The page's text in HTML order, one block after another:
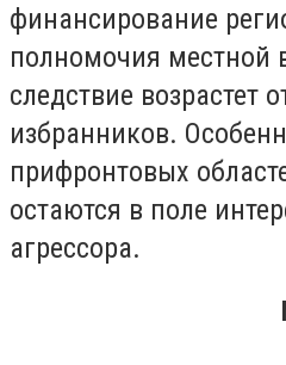
финансирование
полномочия местной
следствие возрастет
избранников.
прифронтовых
остаются в поле
агрессора.